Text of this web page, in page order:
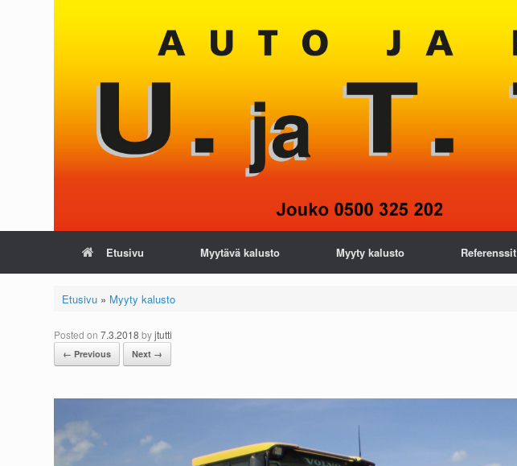
Etusivu Myytävä kalusto Myyty kalusto Referenssit
Etusivu» Myyty kalusto
Posted on 7.3.2018 byjtutti
← Previous Next →